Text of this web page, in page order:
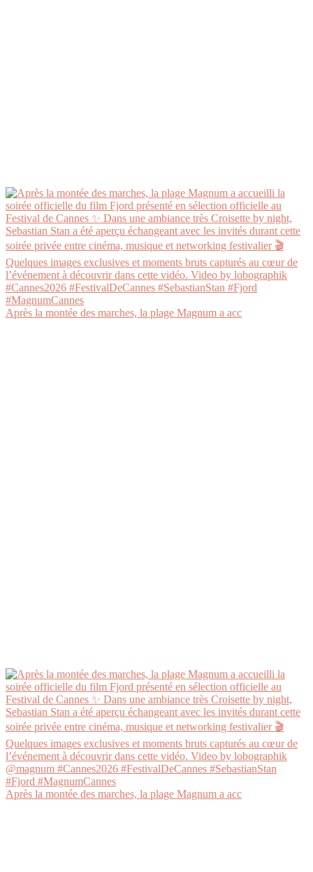
Après la montée des marches, la plage Magnum a acc
Après la montée des marches, la plage Magnum a acc